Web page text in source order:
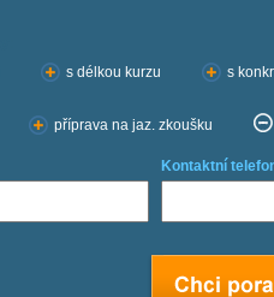
s délkou kurzu s
příprava na jaz. zkoušku
Kontaktní